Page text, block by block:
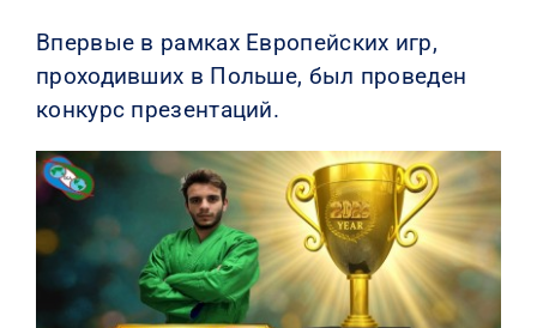
Впервые в рамках Европейских игр,
проходивших в Польше, был проведен
конкурс презентаций.